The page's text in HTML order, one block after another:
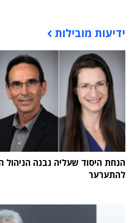
ידיעות מובילות
הנחת היסוד שעליה נבנה הניהול
להתערער